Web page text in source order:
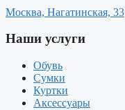
Москва, Нагатинская, 33
Наши услуги
Обувь
Сумки
Куртки
Аксессуары